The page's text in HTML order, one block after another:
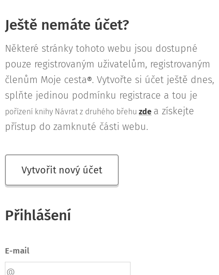
Ještě nemáte účet?
Některé stránky tohoto webu jsou dostupné
pouze registrovaným uživatelům, registrovaným
členům Moje cesta®. Vytvořte si účet ještě dnes,
splňte jedinou podmínku registrace a tou je
pořízení knihy Návrat z druhého břehu zde a získejte
přístup do zamknuté části webu.
Vytvořit nový účet
Přihlášení
E-mail